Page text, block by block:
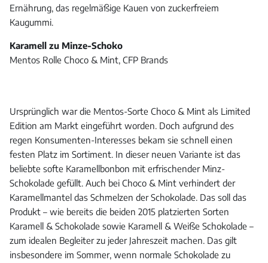
Ernährung, das regelmäßige Kauen von zuckerfreiem
Kaugummi.
Karamell zu Minze-Schoko
Mentos Rolle Choco & Mint, CFP Brands
Ursprünglich war die Mentos-Sorte Choco & Mint als Limited
Edition am Markt eingeführt worden. Doch aufgrund des
regen Konsumenten-Interesses bekam sie schnell einen
festen Platz im Sortiment. In dieser neuen Variante ist das
beliebte softe Karamellbonbon mit erfrischender Minz-
Schokolade gefüllt. Auch bei Choco & Mint verhindert der
Karamellmantel das Schmelzen der Schokolade. Das soll das
Produkt – wie bereits die beiden 2015 platzierten Sorten
Karamell & Schokolade sowie Karamell & Weiße Schokolade –
zum idealen Begleiter zu jeder Jahreszeit machen. Das gilt
insbesondere im Sommer, wenn normale Schokolade zu